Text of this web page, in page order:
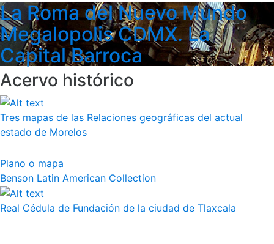
La Roma del Nuevo Mundo
Megalopolis CDMX. La
Capital Barroca
Acervo histórico
Tres mapas de las Relaciones geográficas del actual
estado de Morelos
Plano o mapa
Benson Latin American Collection
Real Cédula de Fundación de la ciudad de Tlaxcala